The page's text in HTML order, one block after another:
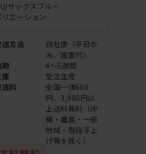
サックスブルー
リエーション
送方法
自社便（平日の
み／設置付）
4～5週間
庫
受注生産
送料
全国一律660
円、3,980円以
上送料無料（沖
縄・離島・一部
地域・階段手上
げ等を除く）